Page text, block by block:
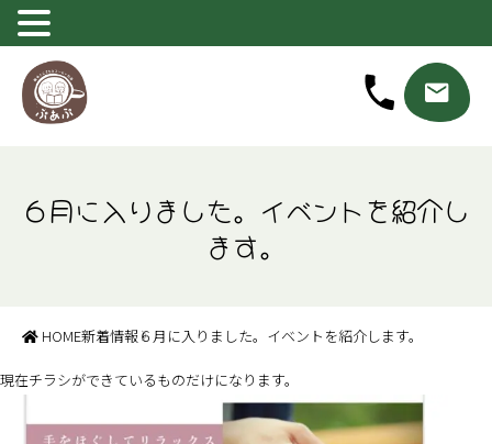
６月に入りました。イベントを紹介し
ます。
HOME新着情報 ６月に入りました。イベントを紹介します。
現在チラシができているものだけになります。